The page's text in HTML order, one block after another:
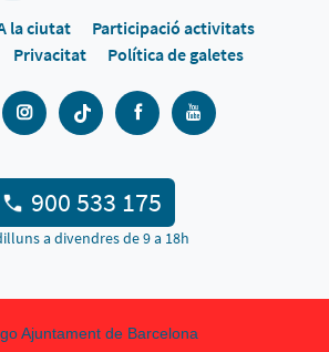
la ciutat
Participació activitats
Privacitat Política de galetes
900 533 175
a divendres de 9 a 18h